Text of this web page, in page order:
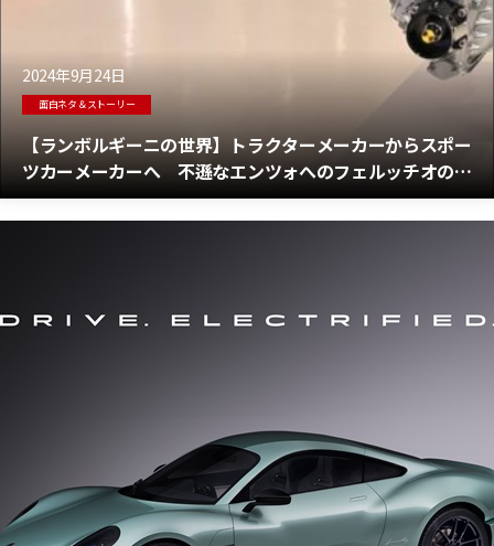
2024年9月24日
面白ネタ＆ストーリー
【ランボルギーニの世界】トラクターメーカーからスポー
ツカーメーカーへ 不遜なエンツォへのフェルッチオの対
抗心から生まれたランボ物語